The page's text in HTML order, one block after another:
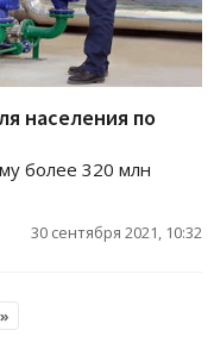
населения по
более 320 млн
30 сентября 2021, 10:32
»